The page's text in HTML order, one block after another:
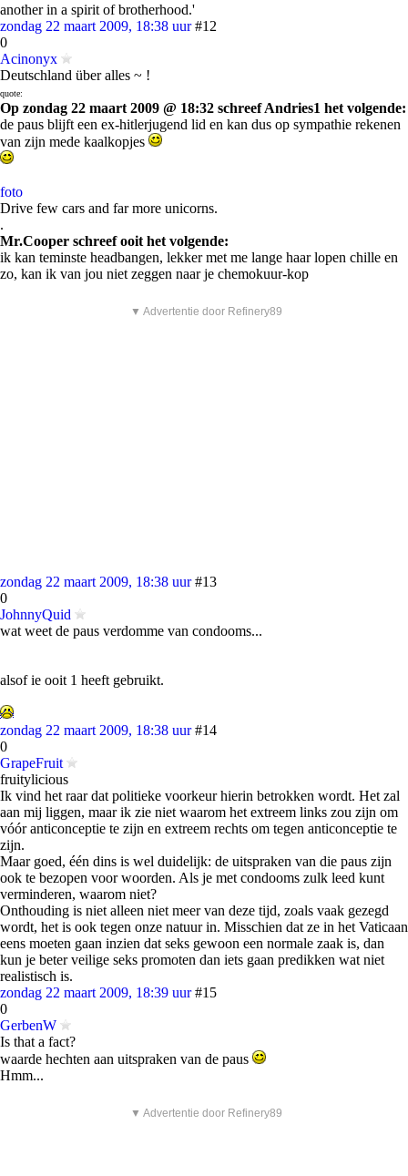
another in a spirit of brotherhood.'
zondag 22 maart 2009, 18:38 uur #12
0
Acinonyx
Deutschland über alles ~ !
quote:
Op zondag 22 maart 2009 @ 18:32 schreef Andries1 het volgende:
de paus blijft een ex-hitlerjugend lid en kan dus op sympathie rekenen
van zijn mede kaalkopjes
foto
Drive few cars and far more unicorns.
.
Mr.Cooper schreef ooit het volgende:
ik kan teminste headbangen, lekker met me lange haar lopen chille en
zo, kan ik van jou niet zeggen naar je chemokuur-kop
▼ Advertentie door Refinery89
zondag 22 maart 2009, 18:38 uur #13
0
JohnnyQuid
wat weet de paus verdomme van condooms...
alsof ie ooit 1 heeft gebruikt.
zondag 22 maart 2009, 18:38 uur #14
0
GrapeFruit
fruitylicious
Ik vind het raar dat politieke voorkeur hierin betrokken wordt. Het zal
aan mij liggen, maar ik zie niet waarom het extreem links zou zijn om
vóór anticonceptie te zijn en extreem rechts om tegen anticonceptie te
zijn.
Maar goed, één dins is wel duidelijk: de uitspraken van die paus zijn
ook te bezopen voor woorden. Als je met condooms zulk leed kunt
verminderen, waarom niet?
Onthouding is niet alleen niet meer van deze tijd, zoals vaak gezegd
wordt, het is ook tegen onze natuur in. Misschien dat ze in het Vaticaan
eens moeten gaan inzien dat seks gewoon een normale zaak is, dan
kun je beter veilige seks promoten dan iets gaan predikken wat niet
realistisch is.
zondag 22 maart 2009, 18:39 uur #15
0
GerbenW
Is that a fact?
waarde hechten aan uitspraken van de paus
Hmm...
▼ Advertentie door Refinery89